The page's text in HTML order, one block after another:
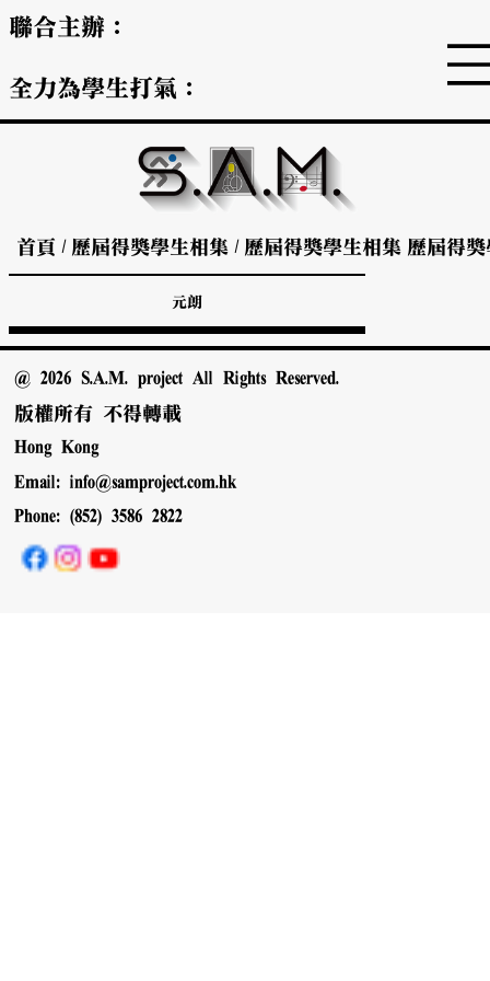
聯合主辦：
全力為學生打氣：
首頁 / 歷屆得獎學生相集 / 歷屆得獎學生相集 歷屆得
元朗
@ 2026 S.A.M. project All Rights Reserved.
版權所有 不得轉載
Hong Kong
Email: info@samproject.com.hk
Phone: (852) 3586 2822